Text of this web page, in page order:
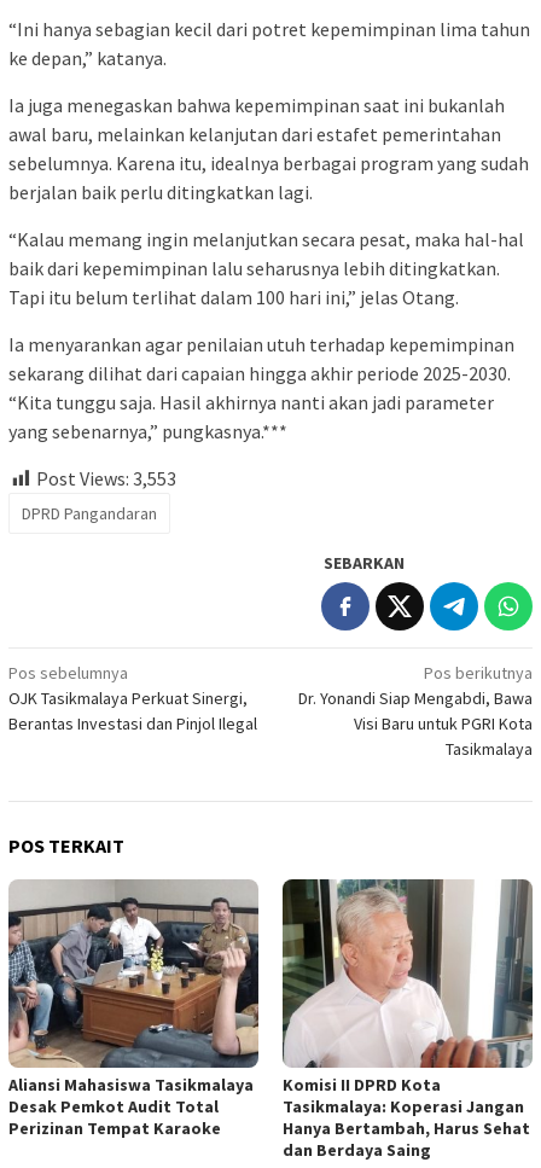
“Ini hanya sebagian kecil dari potret kepemimpinan lima tahun
ke depan,” katanya.
Ia juga menegaskan bahwa kepemimpinan saat ini bukanlah
awal baru, melainkan kelanjutan dari estafet pemerintahan
sebelumnya. Karena itu, idealnya berbagai program yang sudah
berjalan baik perlu ditingkatkan lagi.
“Kalau memang ingin melanjutkan secara pesat, maka hal-hal
baik dari kepemimpinan lalu seharusnya lebih ditingkatkan.
Tapi itu belum terlihat dalam 100 hari ini,” jelas Otang.
Ia menyarankan agar penilaian utuh terhadap kepemimpinan
sekarang dilihat dari capaian hingga akhir periode 2025-2030.
“Kita tunggu saja. Hasil akhirnya nanti akan jadi parameter
yang sebenarnya,” pungkasnya.***
Post Views: 3,553
DPRD Pangandaran
SEBARKAN
Navigasi
pos
Pos sebelumnya
OJK Tasikmalaya Perkuat Sinergi,
Berantas Investasi dan Pinjol Ilegal
Pos berikutnya
Dr. Yonandi Siap Mengabdi, Bawa
Visi Baru untuk PGRI Kota
Tasikmalaya
POS TERKAIT
Aliansi Mahasiswa Tasikmalaya
Desak Pemkot Audit Total
Perizinan Tempat Karaoke
Komisi II DPRD Kota
Tasikmalaya: Koperasi Jangan
Hanya Bertambah, Harus Sehat
dan Berdaya Saing